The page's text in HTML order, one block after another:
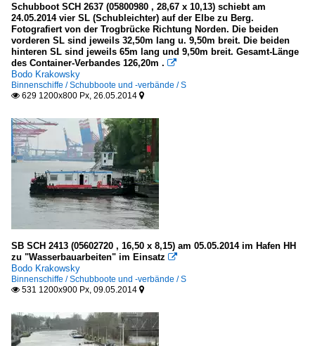
Schubboot SCH 2637 (05800980 , 28,67 x 10,13) schiebt am
24.05.2014 vier SL (Schubleichter) auf der Elbe zu Berg.
Fotografiert von der Trogbrücke Richtung Norden. Die beiden
vorderen SL sind jeweils 32,50m lang u. 9,50m breit. Die beiden
hinteren SL sind jeweils 65m lang und 9,50m breit. Gesamt-Länge
des Container-Verbandes 126,20m . 
Bodo Krakowsky
Binnenschiffe / Schubboote und -verbände / S
 629 1200x800 Px, 26.05.2014 
SB SCH 2413 (05602720 , 16,50 x 8,15) am 05.05.2014 im Hafen HH
zu "Wasserbauarbeiten" im Einsatz 
Bodo Krakowsky
Binnenschiffe / Schubboote und -verbände / S
 531 1200x900 Px, 09.05.2014 